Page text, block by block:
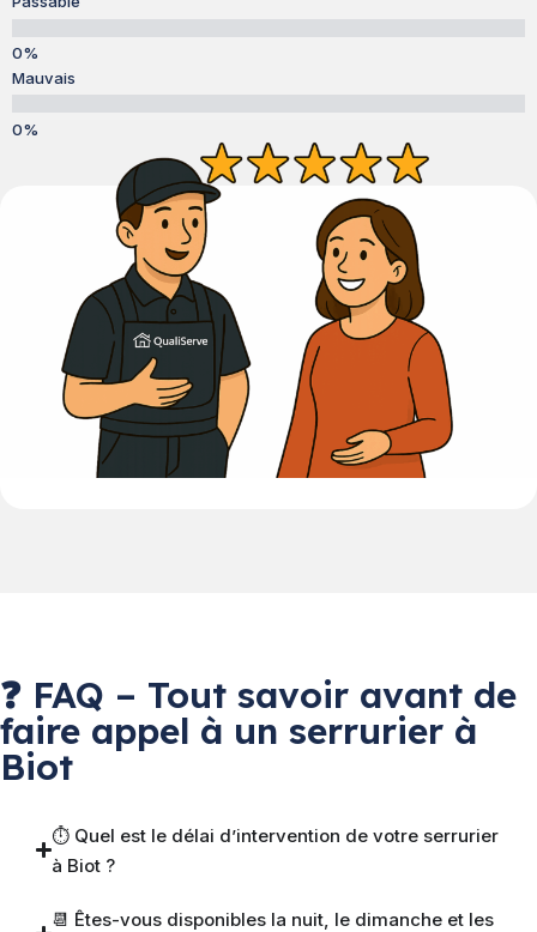
Mauvais
❓ FAQ – Tout savoir avant de
faire appel à un serrurier à
Biot
⏱ Quel est le délai d’intervention de votre serrurier
à Biot ?
📆 Êtes-vous disponibles la nuit, le dimanche et les